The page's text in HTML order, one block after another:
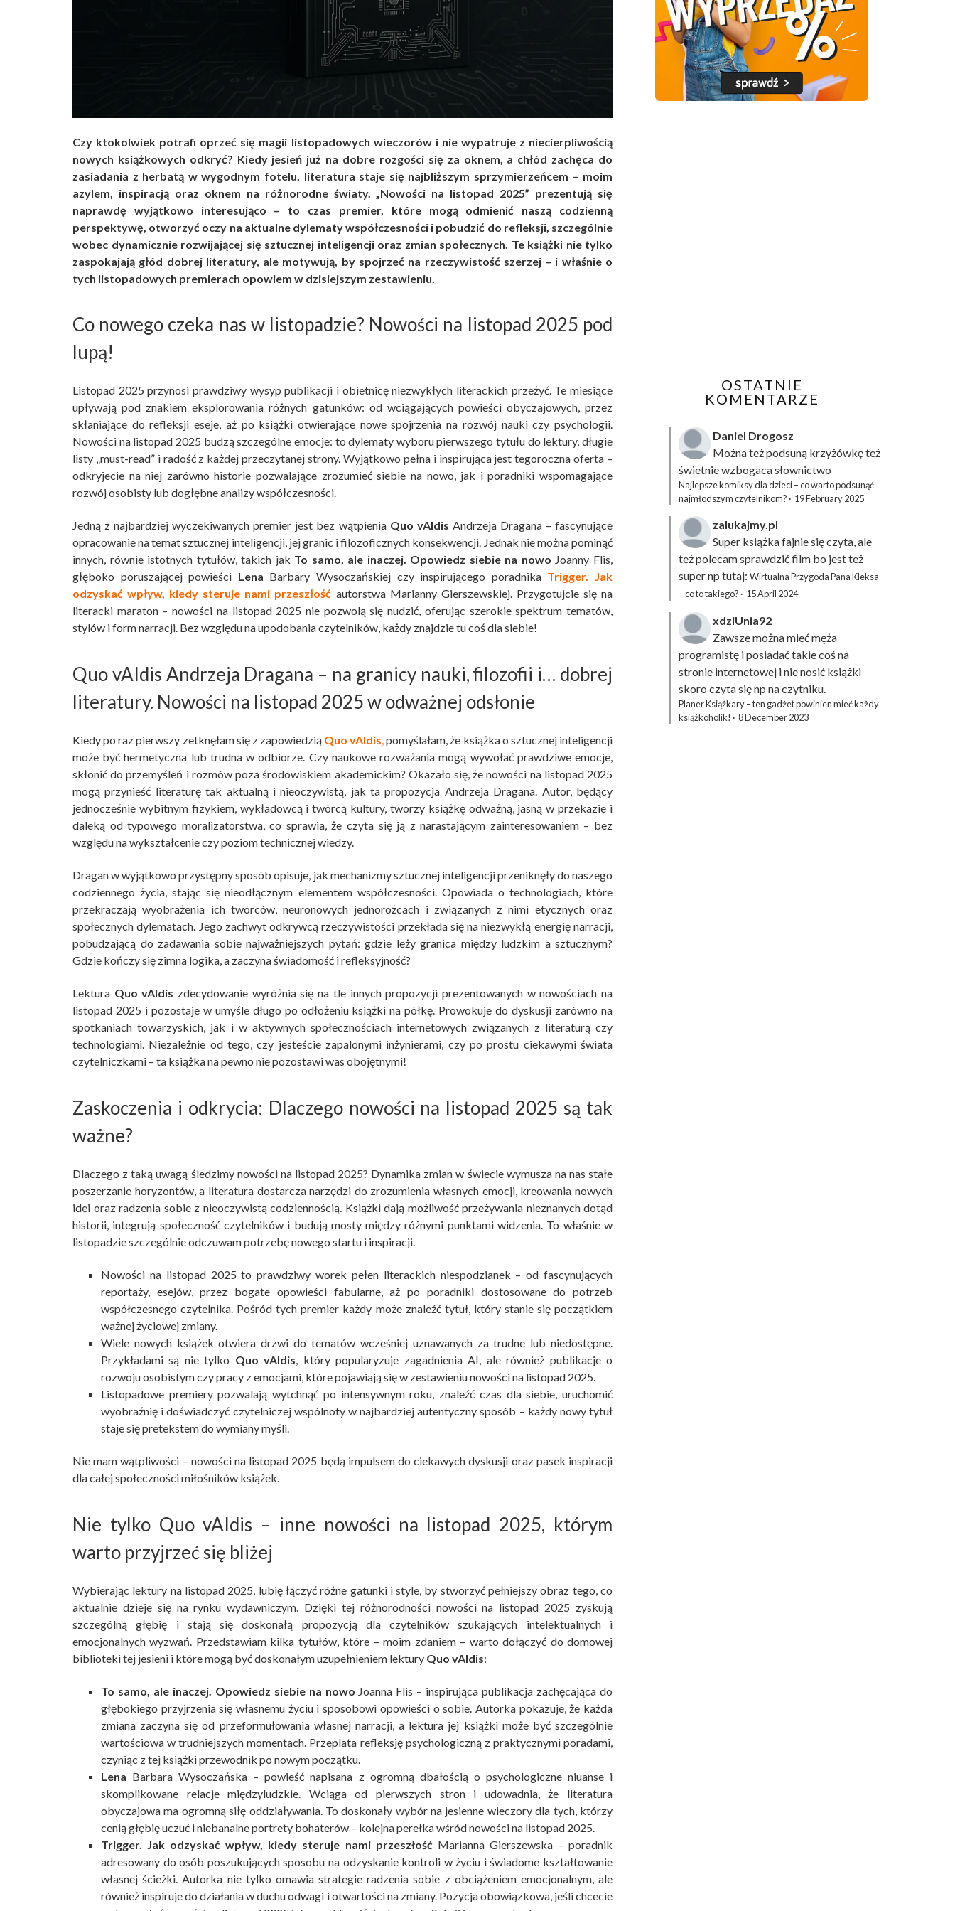
Czy ktokolwiek potrafi oprzeć się magii listopadowych wieczorów i nie wypatruje z niecierpliwością
nowych książkowych odkryć? Kiedy jesień już na dobre rozgości się za oknem, a chłód zachęca do
zasiadania z herbatą w wygodnym fotelu, literatura staje się najbliższym sprzymierzeńcem – moim
azylem, inspiracją oraz oknem na różnorodne światy. „Nowości na listopad 2025” prezentują się
naprawdę wyjątkowo interesująco – to czas premier, które mogą odmienić naszą codzienną
perspektywę, otworzyć oczy na aktualne dylematy współczesności i pobudzić do refleksji, szczególnie
wobec dynamicznie rozwijającej się sztucznej inteligencji oraz zmian społecznych. Te książki nie tylko
zaspokajają głód dobrej literatury, ale motywują, by spojrzeć na rzeczywistość szerzej – i właśnie o
tych listopadowych premierach opowiem w dzisiejszym zestawieniu.
Co nowego czeka nas w listopadzie? Nowości na listopad 2025 pod
lupą!
Listopad 2025 przynosi prawdziwy wysyp publikacji i obietnicę niezwykłych literackich przeżyć. Te miesiące
upływają pod znakiem eksplorowania różnych gatunków: od wciągających powieści obyczajowych, przez
skłaniające do refleksji eseje, aż po książki otwierające nowe spojrzenia na rozwój nauki czy psychologii.
Nowości na listopad 2025 budzą szczególne emocje: to dylematy wyboru pierwszego tytułu do lektury, długie
listy „must-read” i radość z każdej przeczytanej strony. Wyjątkowo pełna i inspirująca jest tegoroczna oferta –
odkryjecie na niej zarówno historie pozwalające zrozumieć siebie na nowo, jak i poradniki wspomagające
rozwój osobisty lub dogłębne analizy współczesności.
Jedną z najbardziej wyczekiwanych premier jest bez wątpienia Quo vAIdis Andrzeja Dragana – fascynujące
opracowanie na temat sztucznej inteligencji, jej granic i filozoficznych konsekwencji. Jednak nie można pominąć
innych, równie istotnych tytułów, takich jak To samo, ale inaczej. Opowiedz siebie na nowo Joanny Flis,
głęboko poruszającej powieści Lena Barbary Wysoczańskiej czy inspirującego poradnika Trigger. Jak
odzyskać wpływ, kiedy steruje nami przeszłość autorstwa Marianny Gierszewskiej. Przygotujcie się na
literacki maraton – nowości na listopad 2025 nie pozwolą się nudzić, oferując szerokie spektrum tematów,
stylów i form narracji. Bez względu na upodobania czytelników, każdy znajdzie tu coś dla siebie!
Quo vAIdis Andrzeja Dragana – na granicy nauki, filozofii i… dobrej
literatury. Nowości na listopad 2025 w odważnej odsłonie
Kiedy po raz pierwszy zetknęłam się z zapowiedzią Quo vAIdis,pomyślałam, że książka o sztucznej inteligencji
może być hermetyczna lub trudna w odbiorze. Czy naukowe rozważania mogą wywołać prawdziwe emocje,
skłonić do przemyśleń i rozmów poza środowiskiem akademickim? Okazało się, że nowości na listopad 2025
mogą przynieść literaturę tak aktualną i nieoczywistą, jak ta propozycja Andrzeja Dragana. Autor, będący
jednocześnie wybitnym fizykiem, wykładowcą i twórcą kultury, tworzy książkę odważną, jasną w przekazie i
daleką od typowego moralizatorstwa, co sprawia, że czyta się ją z narastającym zainteresowaniem – bez
względu na wykształcenie czy poziom technicznej wiedzy.
Dragan w wyjątkowo przystępny sposób opisuje, jak mechanizmy sztucznej inteligencji przeniknęły do naszego
codziennego życia, stając się nieodłącznym elementem współczesności. Opowiada o technologiach, które
przekraczają wyobrażenia ich twórców, neuronowych jednorożcach i związanych z nimi etycznych oraz
społecznych dylematach. Jego zachwyt odkrywcą rzeczywistości przekłada się na niezwykłą energię narracji,
pobudzającą do zadawania sobie najważniejszych pytań: gdzie leży granica między ludzkim a sztucznym?
Gdzie kończy się zimna logika, a zaczyna świadomość i refleksyjność?
Lektura Quo vAIdis zdecydowanie wyróżnia się na tle innych propozycji prezentowanych w nowościach na
listopad 2025 i pozostaje w umyśle długo po odłożeniu książki na półkę. Prowokuje do dyskusji zarówno na
spotkaniach towarzyskich, jak i w aktywnych społecznościach internetowych związanych z literaturą czy
technologiami. Niezależnie od tego, czy jesteście zapalonymi inżynierami, czy po prostu ciekawymi świata
czytelniczkami – ta książka na pewno nie pozostawi was obojętnymi!
Zaskoczenia i odkrycia: Dlaczego nowości na listopad 2025 są tak
ważne?
Dlaczego z taką uwagą śledzimy nowości na listopad 2025? Dynamika zmian w świecie wymusza na nas stałe
poszerzanie horyzontów, a literatura dostarcza narzędzi do zrozumienia własnych emocji, kreowania nowych
idei oraz radzenia sobie z nieoczywistą codziennością. Książki dają możliwość przeżywania nieznanych dotąd
historii, integrują społeczność czytelników i budują mosty między różnymi punktami widzenia. To właśnie w
listopadzie szczególnie odczuwam potrzebę nowego startu i inspiracji.
Nowości na listopad 2025 to prawdziwy worek pełen literackich niespodzianek – od fascynujących
reportaży, esejów, przez bogate opowieści fabularne, aż po poradniki dostosowane do potrzeb
współczesnego czytelnika. Pośród tych premier każdy może znaleźć tytuł, który stanie się początkiem
ważnej życiowej zmiany.
Wiele nowych książek otwiera drzwi do tematów wcześniej uznawanych za trudne lub niedostępne.
Przykładami są nie tylko Quo vAIdis, który popularyzuje zagadnienia AI, ale również publikacje o
rozwoju osobistym czy pracy z emocjami, które pojawiają się w zestawieniu nowości na listopad 2025.
Listopadowe premiery pozwalają wytchnąć po intensywnym roku, znaleźć czas dla siebie, uruchomić
wyobraźnię i doświadczyć czytelniczej wspólnoty w najbardziej autentyczny sposób – każdy nowy tytuł
staje się pretekstem do wymiany myśli.
Nie mam wątpliwości – nowości na listopad 2025 będą impulsem do ciekawych dyskusji oraz pasek inspiracji
dla całej społeczności miłośników książek.
Nie tylko Quo vAIdis – inne nowości na listopad 2025, którym
warto przyjrzeć się bliżej
Wybierając lektury na listopad 2025, lubię łączyć różne gatunki i style, by stworzyć pełniejszy obraz tego, co
aktualnie dzieje się na rynku wydawniczym. Dzięki tej różnorodności nowości na listopad 2025 zyskują
szczególną głębię i stają się doskonałą propozycją dla czytelników szukających intelektualnych i
emocjonalnych wyzwań. Przedstawiam kilka tytułów, które – moim zdaniem – warto dołączyć do domowej
biblioteki tej jesieni i które mogą być doskonałym uzupełnieniem lektury Quo vAIdis:
To samo, ale inaczej. Opowiedz siebie na nowo Joanna Flis – inspirująca publikacja zachęcająca do
głębokiego przyjrzenia się własnemu życiu i sposobowi opowieści o sobie. Autorka pokazuje, że każda
zmiana zaczyna się od przeformułowania własnej narracji, a lektura jej książki może być szczególnie
wartościowa w trudniejszych momentach. Przeplata refleksję psychologiczną z praktycznymi poradami,
czyniąc z tej książki przewodnik po nowym początku.
Lena Barbara Wysoczańska – powieść napisana z ogromną dbałością o psychologiczne niuanse i
skomplikowane relacje międzyludzkie. Wciąga od pierwszych stron i udowadnia, że literatura
obyczajowa ma ogromną siłę oddziaływania. To doskonały wybór na jesienne wieczory dla tych, którzy
cenią głębię uczuć i niebanalne portrety bohaterów – kolejna perełka wśród nowości na listopad 2025.
Trigger. Jak odzyskać wpływ, kiedy steruje nami przeszłośćMarianna Gierszewska – poradnik
adresowany do osób poszukujących sposobu na odzyskanie kontroli w życiu i świadome kształtowanie
własnej ścieżki. Autorka nie tylko omawia strategie radzenia sobie z obciążeniem emocjonalnym, ale
również inspiruje do działania w duchu odwagi i otwartości na zmiany. Pozycja obowiązkowa, jeśli chcecie
OSTATNIE
KOMENTARZE
Daniel Drogosz
Można też podsuną krzyżówkęteż
świetnie wzbogaca słownictwo
Najlepsze komiksy dla dzieci – co warto podsunąć
najmłodszym czytelnikom? · 19 February 2025
zalukajmy.pl
Super książka fajnie się czyta, ale
też polecam sprawdzić film bo jest też
super np tutaj: Wirtualna Przygoda Pana Kleksa
– co to takiego? · 15 April 2024
xdziUnia92
Zawsze można mieć męża
programistę i posiadać takie coś na
stronie internetowej i nie nosić książki
skoro czyta się np na czytniku.
Planer Książkary – ten gadżet powinien mieć każdy
książkoholik! · 8 December 2023